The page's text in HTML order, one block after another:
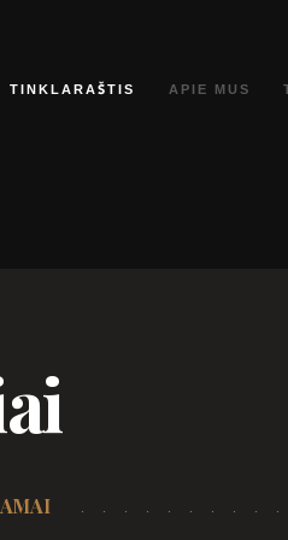
TINKLARAŠTIS APIE MUS